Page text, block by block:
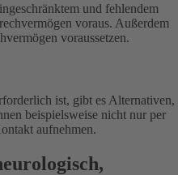
und fehlendem
voraus. Außerdem
voraussetzen.
ist, gibt es Alternativen,
beispielsweise nicht nur per
aufnehmen.